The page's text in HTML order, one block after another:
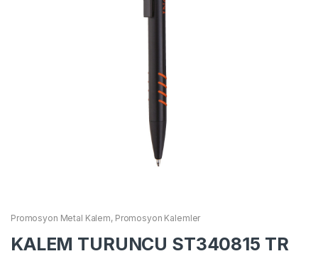
Promosyon Metal Kalem, Promosyon Kalemler
KALEM TURUNCU ST340815 TR